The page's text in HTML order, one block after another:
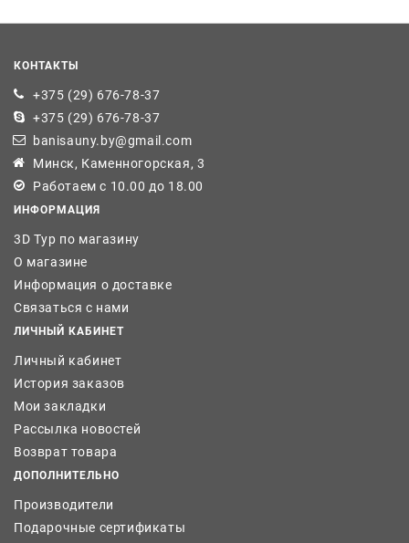
КОНТАКТЫ
+375 (29) 676-78-37
+375 (29) 676-78-37
banisauny.by@gmail.com
Минск, Каменногорская, 3
Работаем с 10.00 до 18.00
ИНФОРМАЦИЯ
3D Тур по магазину
О магазине
Информация о доставке
Связаться с нами
ЛИЧНЫЙ КАБИНЕТ
Личный кабинет
История заказов
Мои закладки
Рассылка новостей
Возврат товара
ДОПОЛНИТЕЛЬНО
Производители
Подарочные сертификаты